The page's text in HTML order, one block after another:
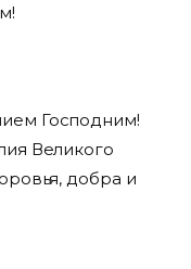
Господним!
Великого
добра и